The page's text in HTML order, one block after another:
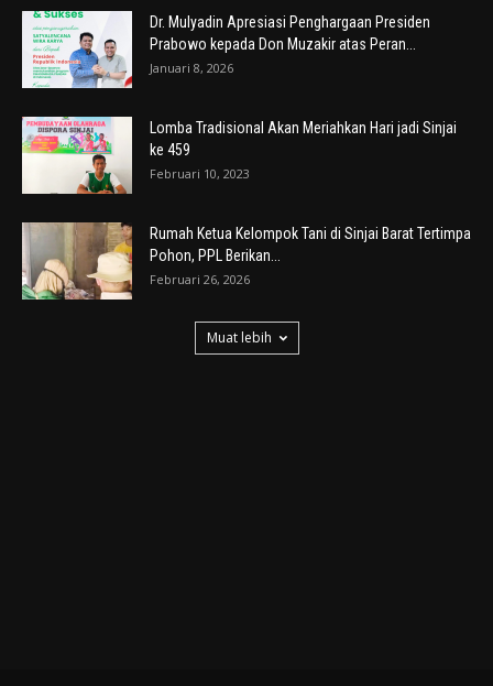
Dr. Mulyadin Apresiasi Penghargaan Presiden
Prabowo kepada Don Muzakir atas Peran...
Januari 8, 2026
Lomba Tradisional Akan Meriahkan Hari jadi Sinjai
ke 459
Februari 10, 2023
Rumah Ketua Kelompok Tani di Sinjai Barat Tertimpa
Pohon, PPL Berikan...
Februari 26, 2026
Muat lebih